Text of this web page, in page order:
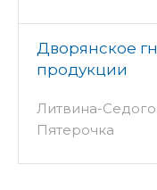
Дворянское
продукции
Литвина-
Пятерочка